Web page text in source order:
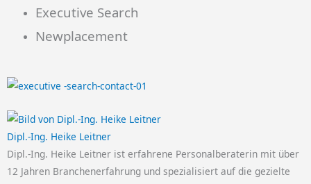
Executive Search
Newplacement
Dipl.-Ing. Heike Leitner
Dipl.-Ing. Heike Leitner ist erfahrene Personalberaterin mit über
12 Jahren Branchenerfahrung und spezialisiert auf die gezielte